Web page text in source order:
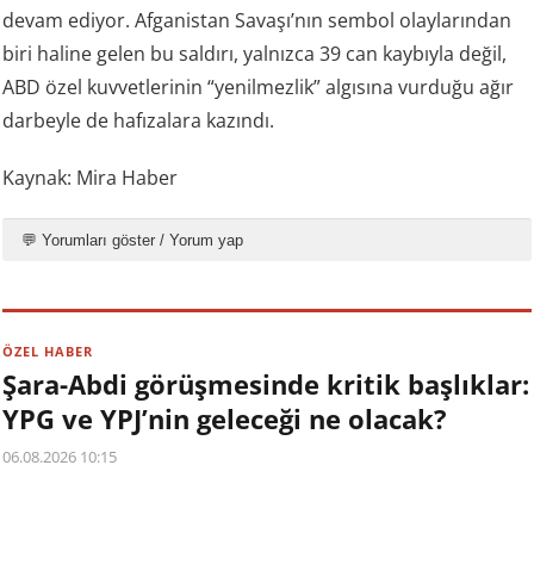
devam ediyor. Afganistan Savaşı’nın sembol olaylarından
biri haline gelen bu saldırı, yalnızca 39 can kaybıyla değil,
ABD özel kuvvetlerinin “yenilmezlik” algısına vurduğu ağır
darbeyle de hafızalara kazındı.
Kaynak: Mira Haber
💬 Yorumları göster / Yorum yap
ÖZEL HABER
Şara-Abdi görüşmesinde kritik başlıklar:
YPG ve YPJ’nin geleceği ne olacak?
06.08.2026 10:15